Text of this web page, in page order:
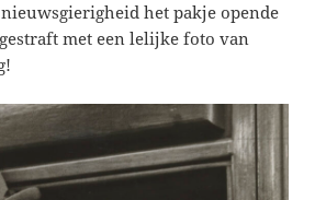
het pakje opende
met een lelijke foto van